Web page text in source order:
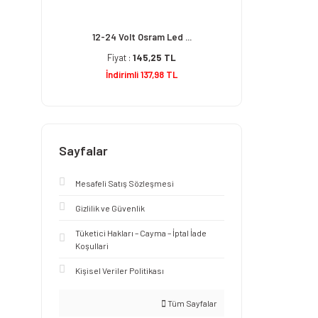
12-24 Volt Osram Led ...
Fiyat : 145,25 TL
İndirimli 137,98 TL
Sayfalar
Mesafeli Satış Sözleşmesi
Gizlilik ve Güvenlik
Tüketici Hakları – Cayma – İptal İade
Koşullari
Kişisel Veriler Politikası
Tüm Sayfalar